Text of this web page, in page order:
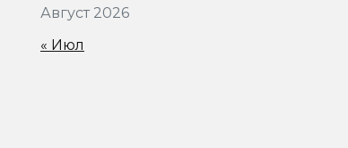
Август 2026
« Июл